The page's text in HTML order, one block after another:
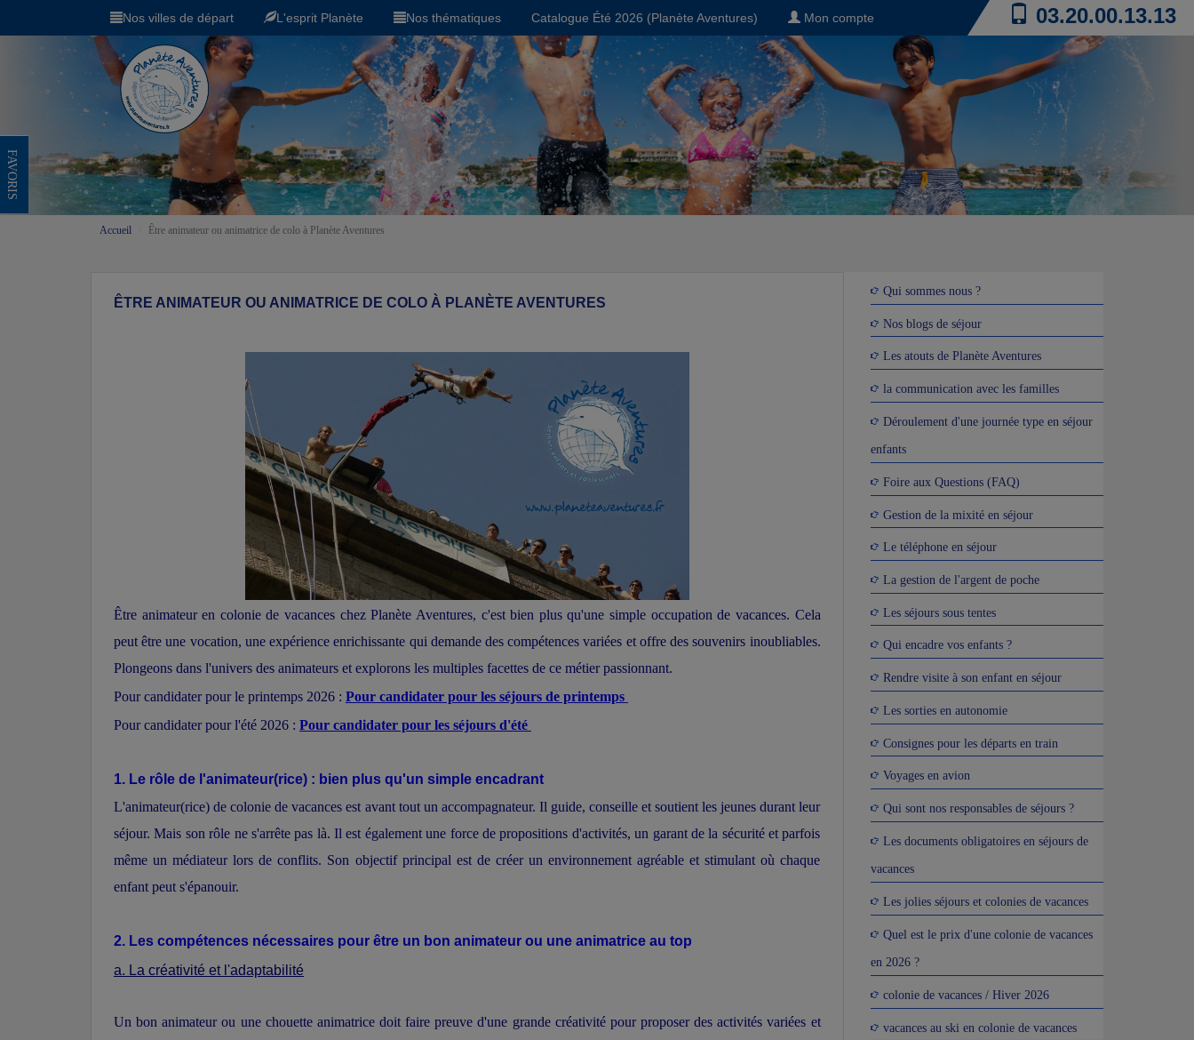
Nos villes de départ L'esprit Planète Nos thématiques Catalogue Été 2026 (Planète Aventures) Mon compte 03.20.00.13.13
FAVORIS
Accueil Être animateur ou animatrice de colo à Planète Aventures
ÊTRE ANIMATEUR OU ANIMATRICE DE COLO À PLANÈTE AVENTURES
Être animateur en colonie de vacances chez Planète Aventures, c'est bien plus qu'une simple occupation de vacances. Cela
peut être une vocation, une expérience enrichissante qui demande des compétences variées et offre des souvenirs inoubliables.
Plongeons dans l'univers des animateurs et explorons les multiples facettes de ce métier passionnant.
Pour candidater pour le printemps 2026 : Pour candidater pour les séjours de printemps
Pour candidater pour l'été 2026 : Pour candidater pour les séjours d'été
1. Le rôle de l'animateur(rice) : bien plus qu'un simple encadrant
L'animateur(rice) de colonie de vacances est avant tout un accompagnateur. Il guide, conseille et soutient les jeunes durant leur
séjour. Mais son rôle ne s'arrête pas là. Il est également une force de propositions d'activités, un garant de la sécurité et parfois
même un médiateur lors de conflits. Son objectif principal est de créer un environnement agréable et stimulant où chaque
enfant peut s'épanouir.
2. Les compétences nécessaires pour être un bon animateur ou une animatrice au top
a. La créativité et l'adaptabilité
Un bon animateur ou une chouette animatrice doit faire preuve d'une grande créativité pour proposer des activités variées et
Qui sommes nous ?
Nos blogs de séjour
Les atouts de Planète Aventures
la communication avec les familles
Déroulement d'une journée type en séjour
enfants
Foire aux Questions (FAQ)
Gestion de la mixité en séjour
Le téléphone en séjour
La gestion de l'argent de poche
Les séjours sous tentes
Qui encadre vos enfants ?
Rendre visite à son enfant en séjour
Les sorties en autonomie
Consignes pour les départs en train
Voyages en avion
Qui sont nos responsables de séjours ?
Les documents obligatoires en séjours de
vacances
Les jolies séjours et colonies de vacances
Quel est le prix d'une colonie de vacances
en 2026 ?
colonie de vacances / Hiver 2026
vacances au ski en colonie de vacances